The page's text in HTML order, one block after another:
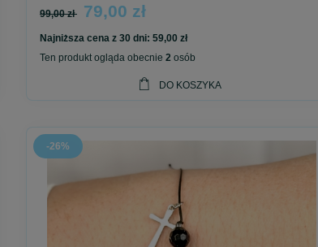
99,00 zł 79,00 zł
Najniższa cena z 30 dni: 59,00 zł
Ten produkt ogląda obecnie 2 osób
DO KOSZYKA
-26%